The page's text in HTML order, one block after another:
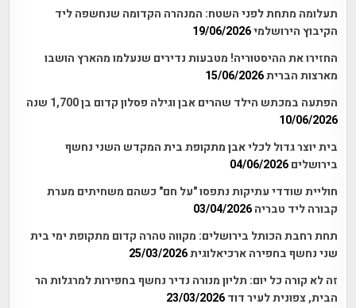
תעלומה מתחת לפני השטח: המנהרה הקדומה שנחשפה ליד
הקיבוץ הירושלמי19/06/2026
החזירו את ההיסטוריה! מטבעות נדירים שנעלמו מהארץ הושבו
מארצות הברית15/06/2026
הפתעה במכתש הילד שהרים אבן וגילה פסלון קדום בן 1,700 שנה
10/06/2026
בית יוצר גדול לכלי אבן מתקופת בית המקדש השני נחשף
בירושלים 04/06/2026
חוליית שודדי עתיקות נתפסו "על חם" כשהם משחיתים מערת
קבורה ליד טבריה 03/04/2026
תחת רחבת הכותל בירושלים: מקווה טהרה קדום מתקופת ימי בית
שני נחשף בחפירה ארכיאלוגית25/03/2026
זה לא קורה כל יום: תליון מנורה נדיר נחשף בחפירות למרגלות הר
הבית, צפונית לעיר דוד 23/03/2026